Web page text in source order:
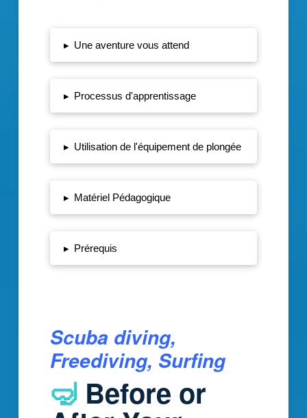
▸ Une aventure vous attend
▸ Processus d'apprentissage
▸ Utilisation de l'équipement de plongée
▸ Matériel Pédagogique
▸ Prérequis
Scuba diving,
Freediving, Surfing
🤿Before or